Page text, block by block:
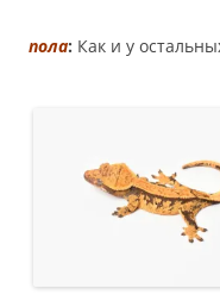
пола: Как и у